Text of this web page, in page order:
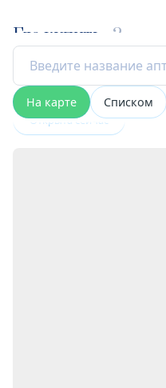
Где купить 2
На карте Списком
Открыта сейчас